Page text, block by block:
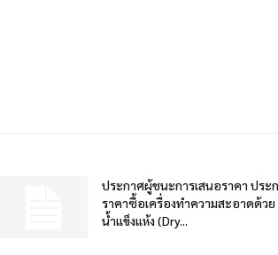
ประกาศผู้ชนะการเสนอราคา ประ
ราคาซื้อเครื่องทำความสะอาดด้วย
น้ำแข็งแห้ง (Dry...